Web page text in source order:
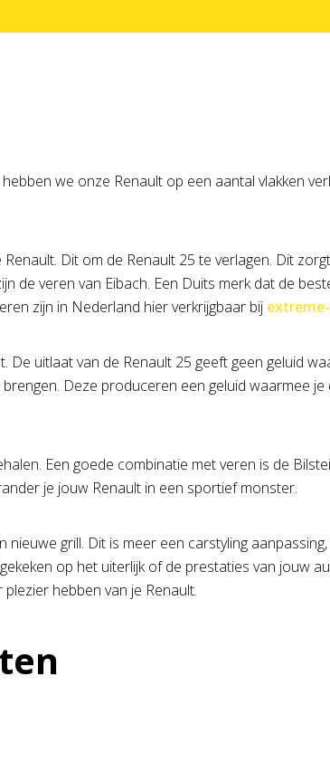
we onze Renault op een aantal vlakken
Dit om de Renault 25 te verlagen. Dit
de veren van Eibach. Een Duits merk dat de
zijn in Nederland hier verkrijgbaar bij
De uitlaat van de Renault 25 geeft geen geluid
Deze produceren een geluid waarmee
Een goede combinatie met veren is de
je jouw Renault in een sportief monster.
grill. Dit is meer een carstyling
op het uiterlijk of de prestaties van jouw
hebben van je Renault.